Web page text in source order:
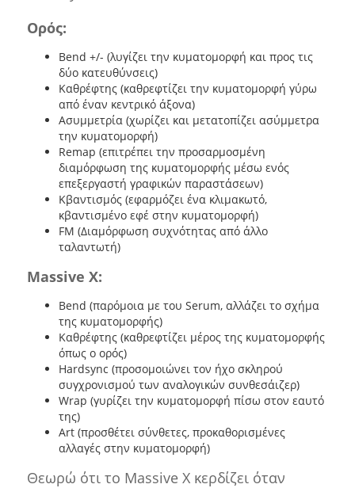
Ορός:
Bend +/- (λυγίζει την κυματομορφή και προς τις
δύο κατευθύνσεις)
Καθρέφτης (καθρεφτίζει την κυματομορφή γύρω
από έναν κεντρικό άξονα)
Ασυμμετρία (χωρίζει και μετατοπίζει ασύμμετρα
την κυματομορφή)
Remap (επιτρέπει την προσαρμοσμένη
διαμόρφωση της κυματομορφής μέσω ενός
επεξεργαστή γραφικών παραστάσεων)
Κβαντισμός (εφαρμόζει ένα κλιμακωτό,
κβαντισμένο εφέ στην κυματομορφή)
FM (Διαμόρφωση συχνότητας από άλλο
ταλαντωτή)
Massive X:
Bend (παρόμοια με του Serum, αλλάζει το σχήμα
της κυματομορφής)
Καθρέφτης (καθρεφτίζει μέρος της κυματομορφής
όπως ο ορός)
Hardsync (προσομοιώνει τον ήχο σκληρού
συγχρονισμού των αναλογικών συνθεσάιζερ)
Wrap (γυρίζει την κυματομορφή πίσω στον εαυτό
της)
Art (προσθέτει σύνθετες, προκαθορισμένες
αλλαγές στην κυματομορφή)
Θεωρώ ότι το Massive X κερδίζει όταν